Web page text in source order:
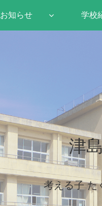
津
考える子 た
お知らせ 学校